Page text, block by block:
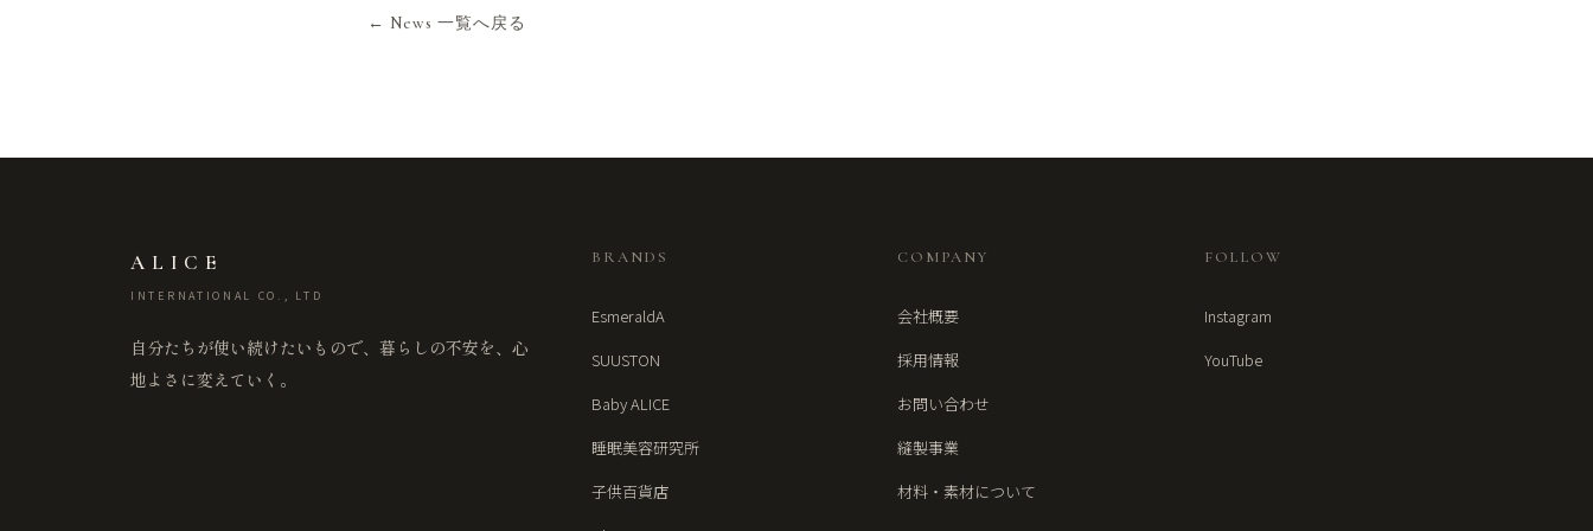
← News 一覧へ戻る
ALICE
INTERNATIONAL CO., LTD
自分たちが使い続けたいもので、暮らしの不安を、心
地よさに変えていく。
BRANDS
EsmeraldA
SUUSTON
Baby ALICE
睡眠美容研究所
子供百貨店
COMPANY
会社概要
採用情報
お問い合わせ
縫製事業
材料・素材について
FOLLOW
Instagram
YouTube